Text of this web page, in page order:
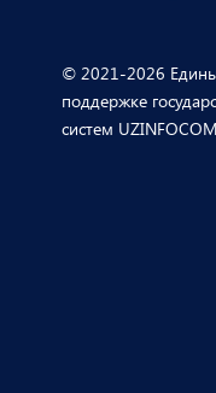
© 2021-2026
поддержке
систем UZINFOCOM